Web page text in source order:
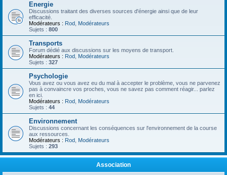
Energie
Discussions traitant des diverses sources d'énergie ainsi que de leur
efficacité.
Modérateurs : Rod Modérateurs
Sujets : 800
Transports
Forum dédié aux discussions sur les moyens de transport.
Modérateurs : Rod Modérateurs
Sujets : 327
Psychologie
Vous avez ou vous avez eu du mal à accepter le problème, vous ne parvenez
pas à convaincre vos proches, vous ne savez pas comment réagir... parlez
en ici.
Modérateurs : Rod Modérateurs
Sujets : 44
Environnement
Discussions concernant les conséquences sur l'environnement de la course
aux ressources.
Modérateurs : Rod Modérateurs
Sujets : 293
Association